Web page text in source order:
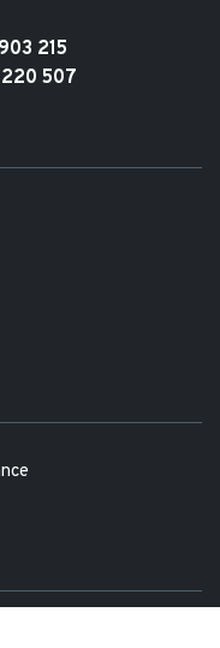
215
507